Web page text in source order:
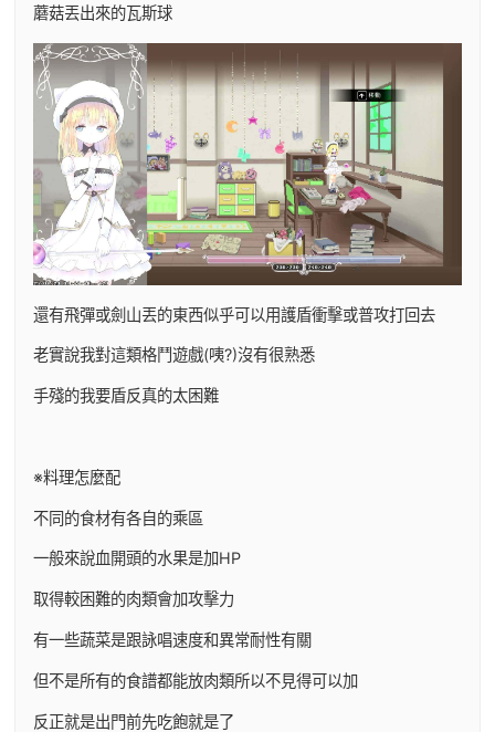
蘑菇丟出來的瓦斯球
還有飛彈或劍山丟的東西似乎可以用護盾衝擊或普攻打回去
老實說我對這類格鬥遊戲(咦?)沒有很熟悉
手殘的我要盾反真的太困難
※料理怎麼配
不同的食材有各自的乘區
一般來說血開頭的水果是加HP
取得較困難的肉類會加攻擊力
有一些蔬菜是跟詠唱速度和異常耐性有關
但不是所有的食譜都能放肉類所以不見得可以加
反正就是出門前先吃飽就是了